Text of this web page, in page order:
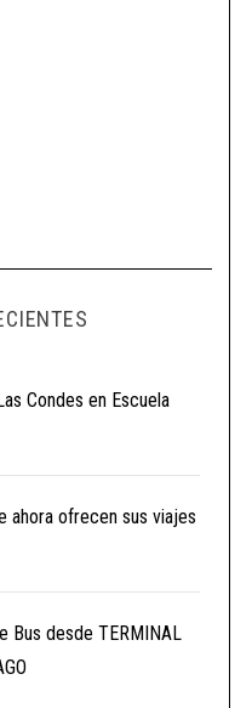
Condes en Escuela
ahora ofrecen sus viajes
Bus desde TERMINAL